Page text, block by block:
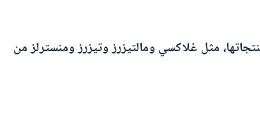
مثل غلاكسي ومالتيزرز وتيزرز ومنسترلز من